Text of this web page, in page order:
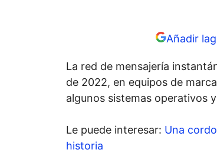
Añadir
La red de mensajería
de 2022, en equipos de
algunos sistemas operativos
Le puede interesar: Una
historia